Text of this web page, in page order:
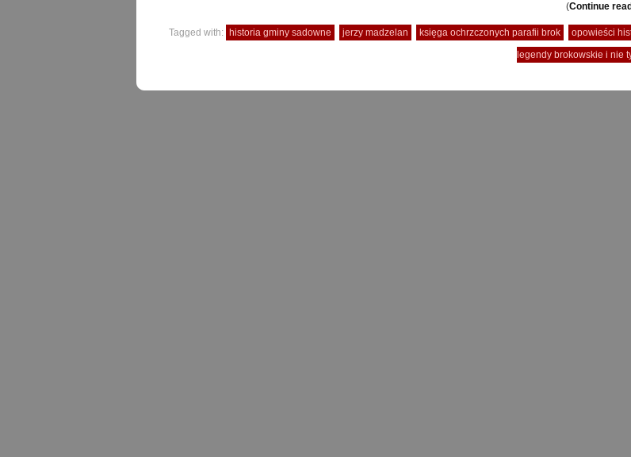
(Continue
Tagged with: historia gminy sadowne jerzy madzelan księga ochrzczonych parafii brok
opowieści
legendy brokowskie i nie